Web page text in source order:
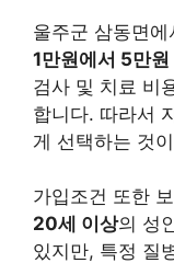
울주군 삼동면
1만원에서 5만원
검사 및 치료 비
합니다. 따라서
게 선택하는 것
가입조건 또한
20세 이상의 성
있지만, 특정 질